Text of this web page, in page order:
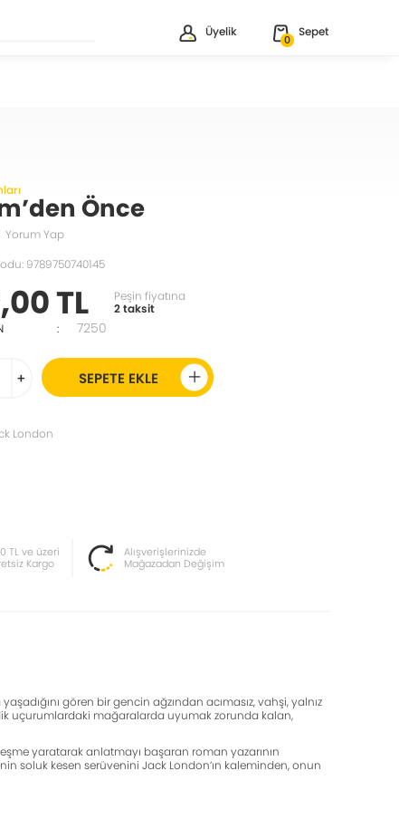
Üyelik
0
Sepet
Önce
Yorum Yap
9789750740145
TL
Peşin fiyatına
2 taksit
: 7250
+ SEPETE EKLE
London
TL ve üzeri
Kargo
Alışverişlerinizde
Mağazadan Değişim
gören bir gencin ağzından acımasız, vahşi, yalnız
uçurumlardaki mağaralarda uyumak zorunda kalan,
yaratarak anlatmayı başaran roman yazarının
soluk kesen serüvenini Jack London’ın kaleminden, onun